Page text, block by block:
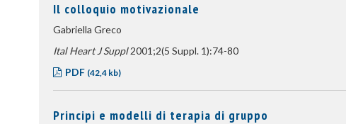
Il colloquio motivazionale
Gabriella Greco
Ital Heart J Suppl2001;2(5 Suppl. 1):74-80
PDF (42,4 kb)
Principi e modelli di terapia di gruppo